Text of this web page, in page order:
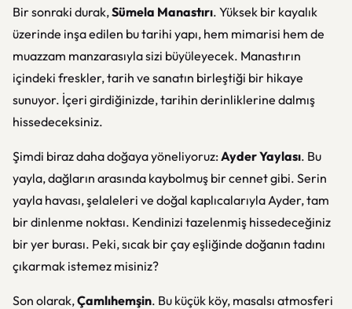
Bir sonraki durak,Sümela Manastırı. Yüksek bir kayalık
üzerinde inşa edilen bu tarihi yapı, hem mimarisi hem de
muazzam manzarasıyla sizi büyüleyecek. Manastırın
içindeki freskler, tarih ve sanatın birleştiği bir hikaye
sunuyor. İçeri girdiğinizde, tarihin derinliklerine dalmış
hissedeceksiniz.
Şimdi biraz daha doğaya yöneliyoruz:Ayder Yaylası. Bu
yayla, dağların arasında kaybolmuş bir cennet gibi. Serin
yayla havası, şelaleleri ve doğal kaplıcalarıyla Ayder, tam
bir dinlenme noktası. Kendinizi tazelenmiş hissedeceğiniz
bir yer burası. Peki, sıcak bir çay eşliğinde doğanın tadını
çıkarmak istemez misiniz?
Son olarak,Çamlıhemşin. Bu küçük köy, masalsı atmosferi